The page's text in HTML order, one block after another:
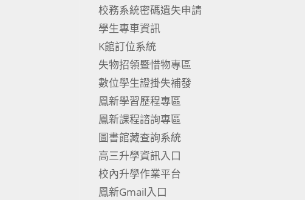
校務系統密碼遺失申請
學生專車資訊
K館訂位系統
失物招領暨惜物專區
數位學生證掛失補發
鳳新學習歷程專區
鳳新課程諮詢專區
圖書館藏查詢系統
高三升學資訊入口
校內升學作業平台
鳳新Gmail入口